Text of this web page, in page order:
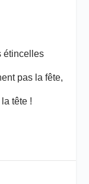
étincelles
pas la fête,
tête !